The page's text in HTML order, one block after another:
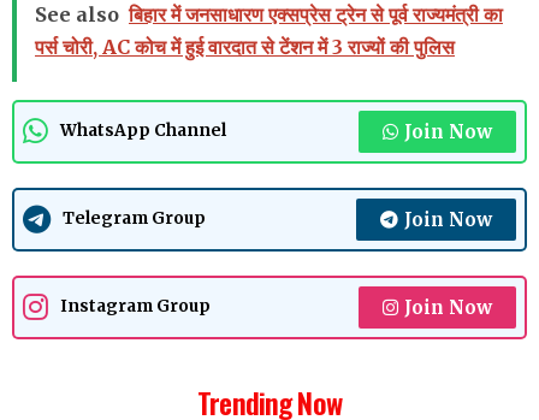
See also बिहार में जनसाधारण एक्सप्रेस ट्रेन से पूर्व राज्यमंत्री का
पर्स चोरी, AC कोच में हुई वारदात से टेंशन में 3 राज्यों की पुलिस
WhatsApp Channel Join Now
Telegram Group Join Now
Instagram Group Join Now
Trending Now